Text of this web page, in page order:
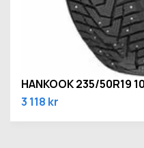
HANKOOK 235/50R19
3 118 kr